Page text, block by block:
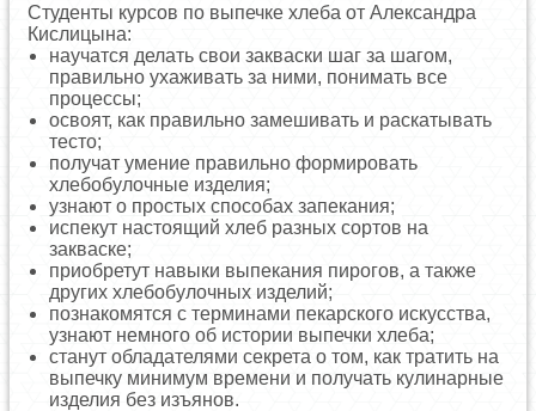
Студенты курсов по выпечке хлеба от Александра
Кислицына:
научатся делать свои закваски шаг за шагом,
правильно ухаживать за ними, понимать все
процессы;
освоят, как правильно замешивать и раскатывать
тесто;
получат умение правильно формировать
хлебобулочные изделия;
узнают о простых способах запекания;
испекут настоящий хлеб разных сортов на
закваске;
приобретут навыки выпекания пирогов, а также
других хлебобулочных изделий;
познакомятся с терминами пекарского искусства,
узнают немного об истории выпечки хлеба;
станут обладателями секрета о том, как тратить на
выпечку минимум времени и получать кулинарные
изделия без изъянов.